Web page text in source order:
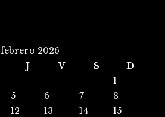
febrero 2026
J V S
D
1
5 6 7
8
12 13 14
15